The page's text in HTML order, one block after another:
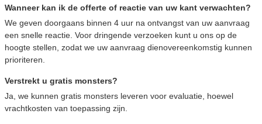
Wanneer kan ik de offerte of reactie van uw kant verwachten?
We geven doorgaans binnen 4 uur na ontvangst van uw aanvraag
een snelle reactie. Voor dringende verzoeken kunt u ons op de
hoogte stellen, zodat we uw aanvraag dienovereenkomstig kunnen
prioriteren.
Verstrekt u gratis monsters?
Ja, we kunnen gratis monsters leveren voor evaluatie, hoewel
vrachtkosten van toepassing zijn.